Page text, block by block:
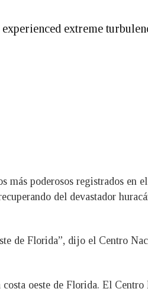
extreme
más poderosos registrados en
del devastador
de Florida”, dijo el Centro
oeste de Florida. El Centro